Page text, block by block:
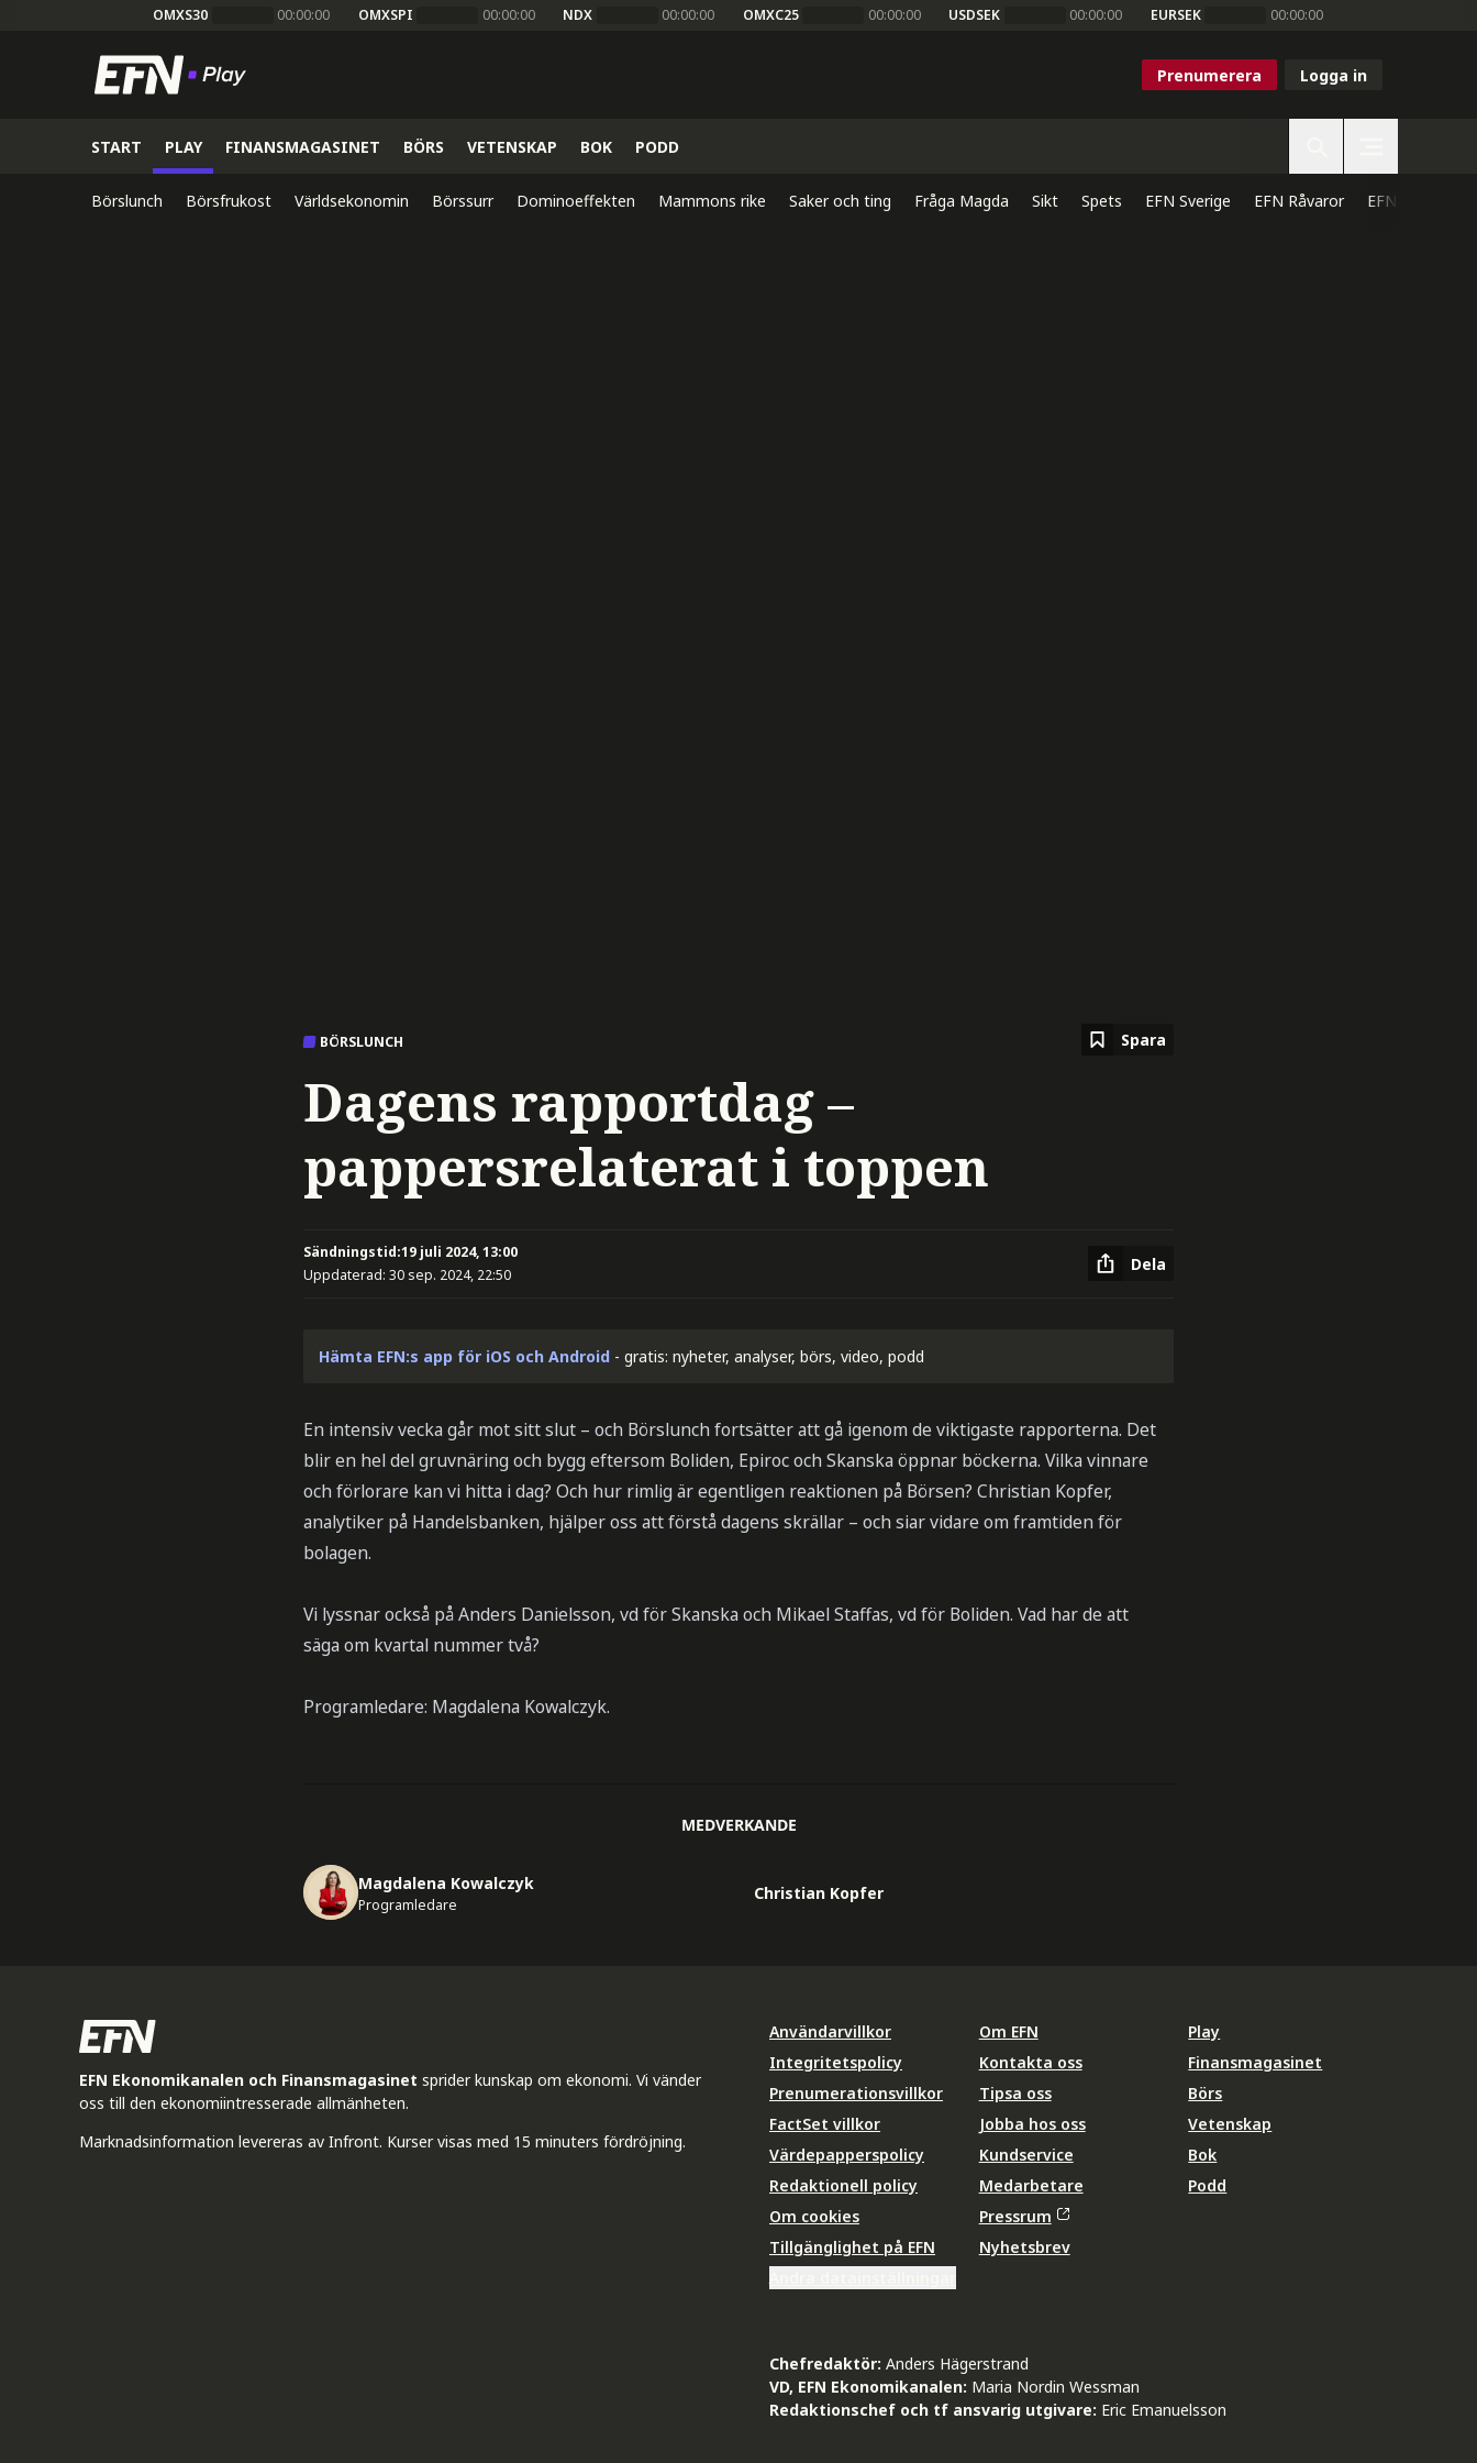
OMXS30 00:00:00 OMXSPI 00:00:00 NDX 00:00:00 OMXC25 00:00:00 USDSEK 00:00:00 EURSEK 00:00:00
Prenumerera Logga in
START PLAY FINANSMAGASINET BÖRS VETENSKAP BOK PODD
Börslunch Börsfrukost Världsekonomin Börssurr Dominoeffekten Mammons rike Saker och ting Fråga Magda Sikt Spets EFN Sverige EFN Råvaror EFN Direkt
BÖRSLUNCH Spara
Dagens rapportdag –
pappersrelaterat i toppen
Sändningstid:19 juli 2024, 13:00
Uppdaterad: 30 sep. 2024, 22:50
Dela
Hämta EFN:s app för iOS och Android - gratis: nyheter, analyser, börs, video, podd
En intensiv vecka går mot sitt slut – och Börslunch fortsätter att gå igenom de viktigaste rapporterna. Det
blir en hel del gruvnäring och bygg eftersom Boliden, Epiroc och Skanska öppnar böckerna. Vilka vinnare
och förlorare kan vi hitta i dag? Och hur rimlig är egentligen reaktionen på Börsen? Christian Kopfer,
analytiker på Handelsbanken, hjälper oss att förstå dagens skrällar – och siar vidare om framtiden för
bolagen.
Vi lyssnar också på Anders Danielsson, vd för Skanska och Mikael Staffas, vd för Boliden. Vad har de att
säga om kvartal nummer två?
Programledare: Magdalena Kowalczyk.
MEDVERKANDE
Magdalena Kowalczyk
Programledare
Christian Kopfer
EFN Ekonomikanalen och Finansmagasinet sprider kunskap om ekonomi. Vi vänder
oss till den ekonomiintresserade allmänheten.
Marknadsinformation levereras av Infront. Kurser visas med 15 minuters fördröjning.
Användarvillkor
Integritetspolicy
Prenumerationsvillkor
FactSet villkor
Värdepapperspolicy
Redaktionell policy
Om cookies
Tillgänglighet på EFN
Om EFN
Kontakta oss
Tipsa oss
Jobba hos oss
Kundservice
Medarbetare
Pressrum
Nyhetsbrev
Play
Finansmagasinet
Börs
Vetenskap
Bok
Podd
Chefredaktör: Anders Hägerstrand
VD, EFN Ekonomikanalen: Maria Nordin Wessman
Redaktionschef och tf ansvarig utgivare: Eric Emanuelsson